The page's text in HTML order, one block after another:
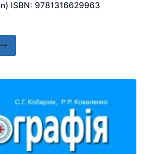
ISBN: 9781316629963